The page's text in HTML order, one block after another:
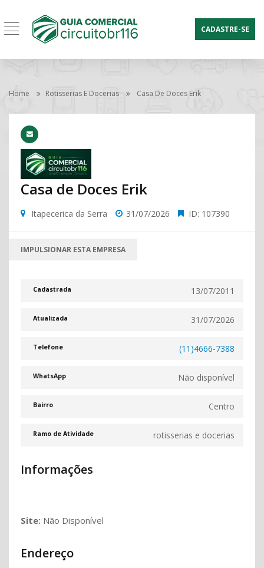
CADASTRE-SE
Home Rotisserias E Docerias Casa De Doces Erik
Casa de Doces Erik
Itapecerica da Serra 31/07/2026 ID: 107390
IMPULSIONAR ESTA EMPRESA
Cadastrada 13/07/2011
Atualizada 31/07/2026
Telefone (11)4666-7388
WhatsApp Não disponível
Bairro Centro
Ramo de Atividade rotisserias e docerias
Informações
Site: Não Disponível
Endereço